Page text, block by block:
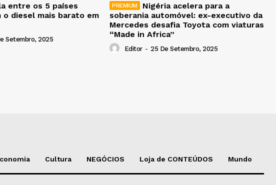
entre os 5 países
o diesel mais barato em
Setembro, 2025
Nigéria acelera para a
soberania automóvel: ex-executivo da
Mercedes desafia Toyota com viaturas
“Made in Africa”
Editor - 25 De Setembro, 2025
Cultura NEGÓCIOS Loja de CONTEÚDOS Mundo